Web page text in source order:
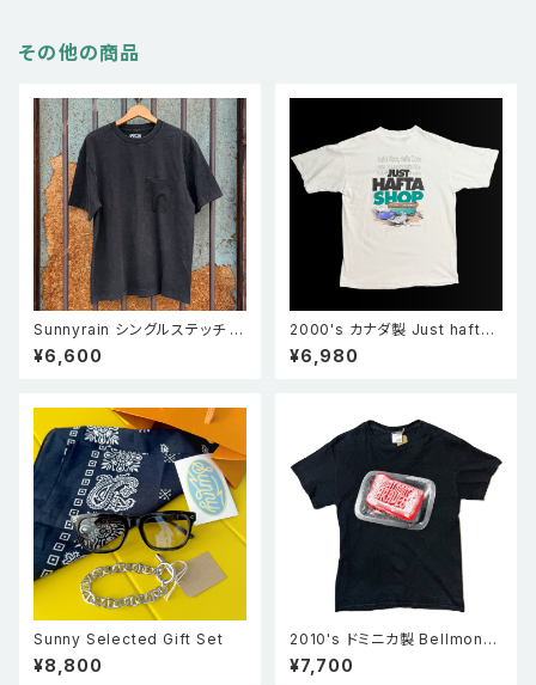
その他の商品
Sunnyrain シングルステッチ ポ
ケT
¥6,600
2000's カナダ製 Just hafta
shop JUST HAFTA SHOP
両面プリント メッセージTシャツ
¥6,980
Sunny Selected Gift Set
¥8,800
2010's ドミニカ製 Bellmont
braves ファイト・クラブ FIGH
TCLUB パロディ 石鹸 プリント
¥7,700